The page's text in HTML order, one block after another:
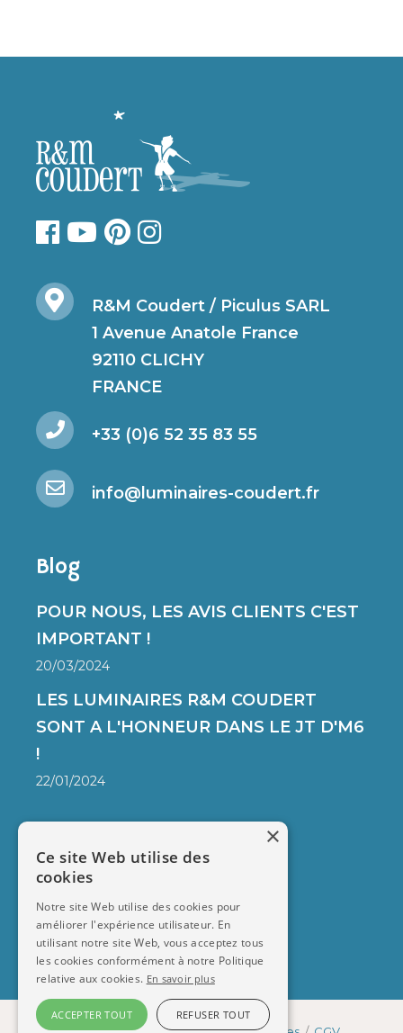
R&M Coudert / Piculus SARL
1 Avenue Anatole France
92110 CLICHY
FRANCE
+33 (0)6 52 35 83 55
info@luminaires-coudert.fr
Blog
POUR NOUS, LES AVIS CLIENTS C'EST
IMPORTANT !
20/03/2024
LES LUMINAIRES R&M COUDERT
SONT A L'HONNEUR DANS LE JT D'M6
!
22/01/2024
FAQ
LIVRAISON
PAIEMENT SÉCURISÉ
CONTACT
×
Ce site Web utilise des
cookies
Notre site Web utilise des cookies pour
améliorer l'expérience utilisateur. En
utilisant notre site Web, vous acceptez tous
les cookies conformément à notre Politique
relative aux cookies. En savoir plus
ACCEPTER TOUT REFUSER TOUT